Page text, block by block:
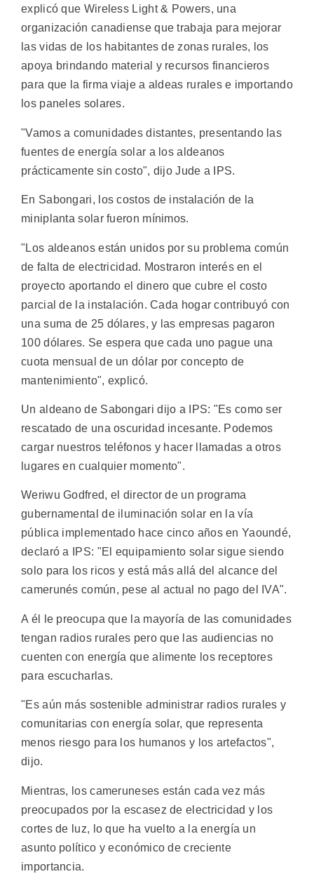
explicó que Wireless Light & Powers, una
organización canadiense que trabaja para mejorar
las vidas de los habitantes de zonas rurales, los
apoya brindando material y recursos financieros
para que la firma viaje a aldeas rurales e importando
los paneles solares.
"Vamos a comunidades distantes, presentando las
fuentes de energía solar a los aldeanos
prácticamente sin costo", dijo Jude a IPS.
En Sabongari, los costos de instalación de la
miniplanta solar fueron mínimos.
"Los aldeanos están unidos por su problema común
de falta de electricidad. Mostraron interés en el
proyecto aportando el dinero que cubre el costo
parcial de la instalación. Cada hogar contribuyó con
una suma de 25 dólares, y las empresas pagaron
100 dólares. Se espera que cada uno pague una
cuota mensual de un dólar por concepto de
mantenimiento", explicó.
Un aldeano de Sabongari dijo a IPS: "Es como ser
rescatado de una oscuridad incesante. Podemos
cargar nuestros teléfonos y hacer llamadas a otros
lugares en cualquier momento".
Weriwu Godfred, el director de un programa
gubernamental de iluminación solar en la vía
pública implementado hace cinco años en Yaoundé,
declaró a IPS: "El equipamiento solar sigue siendo
solo para los ricos y está más allá del alcance del
camerunés común, pese al actual no pago del IVA".
A él le preocupa que la mayoría de las comunidades
tengan radios rurales pero que las audiencias no
cuenten con energía que alimente los receptores
para escucharlas.
"Es aún más sostenible administrar radios rurales y
comunitarias con energía solar, que representa
menos riesgo para los humanos y los artefactos",
dijo.
Mientras, los cameruneses están cada vez más
preocupados por la escasez de electricidad y los
cortes de luz, lo que ha vuelto a la energía un
asunto político y económico de creciente
importancia.